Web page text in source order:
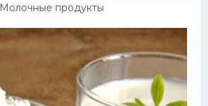
Молочные продукты